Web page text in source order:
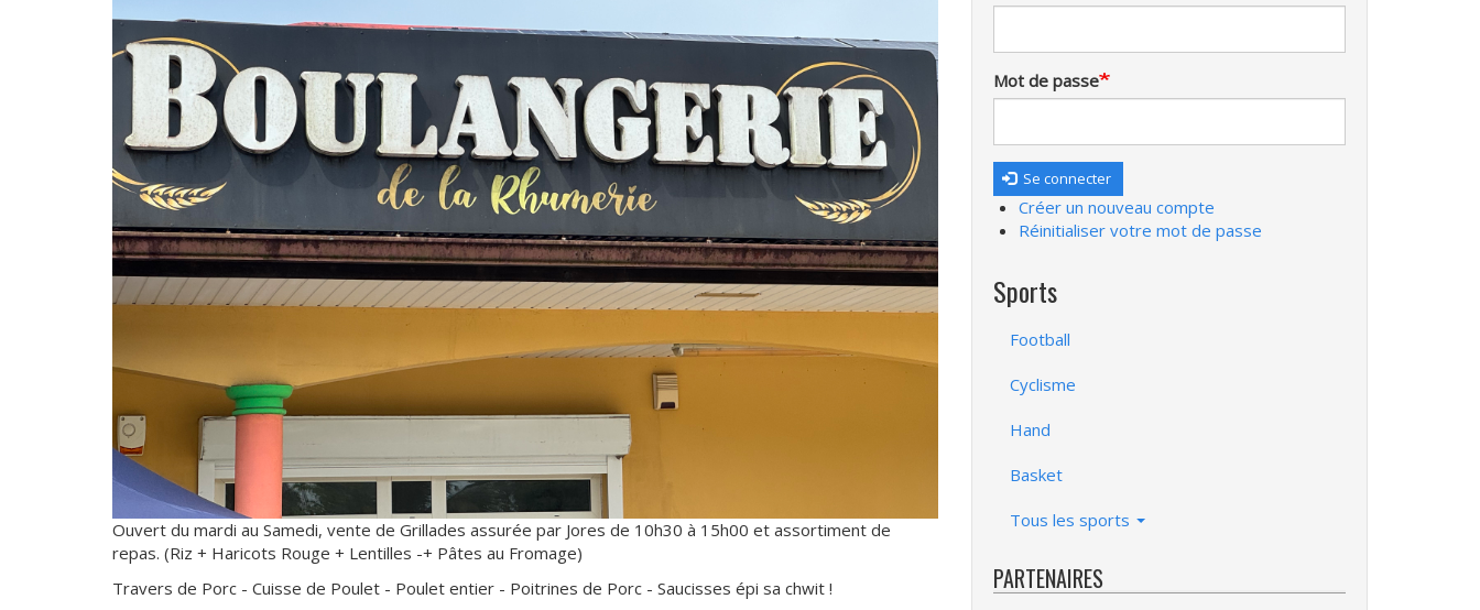
Ouvert du mardi au Samedi, vente de Grillades assurée par Jores de 10h30 à 15h00 et assortiment de
repas. (Riz + Haricots Rouge + Lentilles -+ Pâtes au Fromage)
Travers de Porc - Cuisse de Poulet - Poulet entier - Poitrines de Porc - Saucisses épi sa chwit !
Mot de passe
Se connecter
Créer un nouveau compte
Réinitialiser votre mot de passe
Sports
Football
Cyclisme
Hand
Basket
Tous les sports
PARTENAIRES